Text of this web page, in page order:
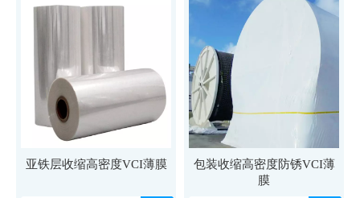
亚铁层收缩高密度VCI薄膜
包装收缩高密度防锈VCI薄
膜